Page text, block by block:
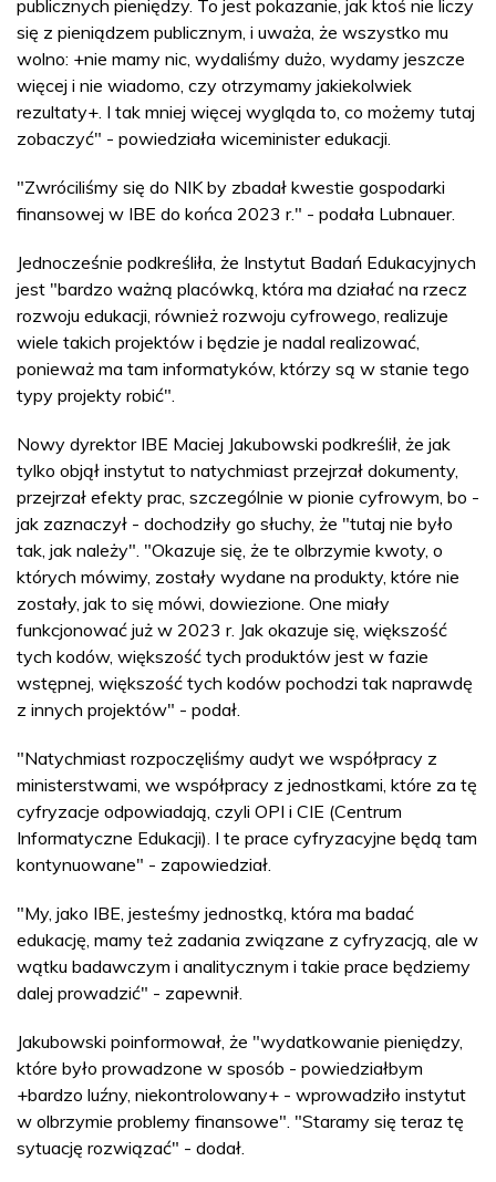
publicznych pieniędzy. To jest pokazanie, jak ktoś nie liczy
się z pieniądzem publicznym, i uważa, że wszystko mu
wolno: +nie mamy nic, wydaliśmy dużo, wydamy jeszcze
więcej i nie wiadomo, czy otrzymamy jakiekolwiek
rezultaty+. I tak mniej więcej wygląda to, co możemy tutaj
zobaczyć" - powiedziała wiceminister edukacji.
"Zwróciliśmy się do NIK by zbadał kwestie gospodarki
finansowej w IBE do końca 2023 r." - podała Lubnauer.
Jednocześnie podkreśliła, że Instytut Badań Edukacyjnych
jest "bardzo ważną placówką, która ma działać na rzecz
rozwoju edukacji, również rozwoju cyfrowego, realizuje
wiele takich projektów i będzie je nadal realizować,
ponieważ ma tam informatyków, którzy są w stanie tego
typy projekty robić".
Nowy dyrektor IBE Maciej Jakubowski podkreślił, że jak
tylko objął instytut to natychmiast przejrzał dokumenty,
przejrzał efekty prac, szczególnie w pionie cyfrowym, bo -
jak zaznaczył - dochodziły go słuchy, że "tutaj nie było
tak, jak należy". "Okazuje się, że te olbrzymie kwoty, o
których mówimy, zostały wydane na produkty, które nie
zostały, jak to się mówi, dowiezione. One miały
funkcjonować już w 2023 r. Jak okazuje się, większość
tych kodów, większość tych produktów jest w fazie
wstępnej, większość tych kodów pochodzi tak naprawdę
z innych projektów" - podał.
"Natychmiast rozpoczęliśmy audyt we współpracy z
ministerstwami, we współpracy z jednostkami, które za tę
cyfryzacje odpowiadają, czyli OPI i CIE (Centrum
Informatyczne Edukacji). I te prace cyfryzacyjne będą tam
kontynuowane" - zapowiedział.
"My, jako IBE, jesteśmy jednostką, która ma badać
edukację, mamy też zadania związane z cyfryzacją, ale w
wątku badawczym i analitycznym i takie prace będziemy
dalej prowadzić" - zapewnił.
Jakubowski poinformował, że "wydatkowanie pieniędzy,
które było prowadzone w sposób - powiedziałbym
+bardzo luźny, niekontrolowany+ - wprowadziło instytut
w olbrzymie problemy finansowe". "Staramy się teraz tę
sytuację rozwiązać" - dodał.